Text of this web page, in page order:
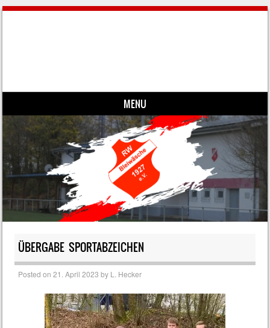
MENU
Skip to content
ÜBERGABE SPORTABZEICHEN
Posted on21. April 2023 by L. Hecker